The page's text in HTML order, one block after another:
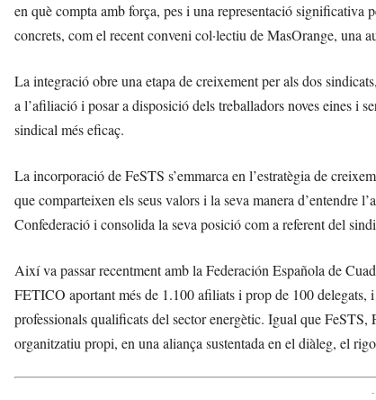
en què compta amb força, pes i una representació significativa
concrets, com el recent conveni col·lectiu de MasOrange, una
La integració obre una etapa de creixement per als dos
a l’afiliació i posar a disposició dels treballadors noves eines i
sindical més eficaç.
La incorporació de FeSTS s’emmarca en l’estratègia de
que comparteixen els seus valors i la seva manera d’entendre
Confederació i consolida la seva posició com a referent del
Així va passar recentment amb la Federación Española de
FETICO aportant més de 1.100 afiliats i prop de 100 delegats,
professionals qualificats del sector energètic. Igual que
organitzatiu propi, en una aliança sustentada en el diàleg, el
-